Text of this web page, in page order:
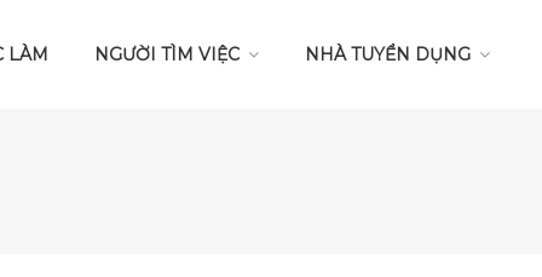
LÀM NGƯỜI TÌM VIỆC NHÀ TUYỂN DỤNG